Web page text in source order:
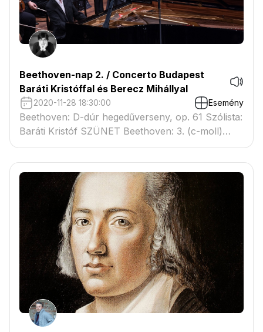
Beethoven-nap 2. / Concerto Budapest
Baráti Kristóffal és Berecz Mihállyal
2020-11-28 18:30:00 Esemény
Beethoven: D-dúr hegedűverseny, op. 61 Szólista:
Baráti Kristóf SZÜNET Beethoven: 3. (c-moll)
zongoraverseny, op. 37 Szólista: Berecz Mihály
Beethoven: 4. (B-dúr) szimfónia, op. 60